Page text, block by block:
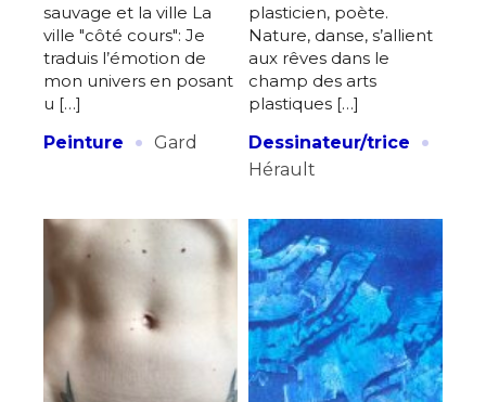
sauvage et la ville La
ville "côté cours": Je
traduis l’émotion de
mon univers en posant
u […]
Peinture
· Gard
plasticien, poète.
Nature, danse, s’allient
aux rêves dans le
champ des arts
plastiques […]
Dessinateur/trice
·
Hérault